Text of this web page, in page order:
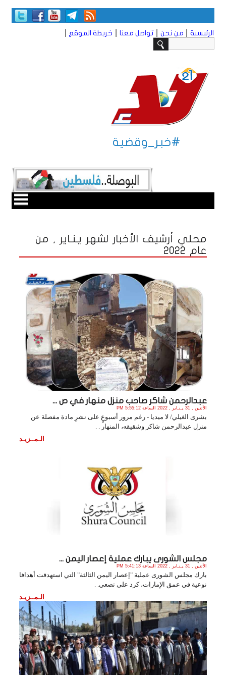
الرئيسية من نحن تواصل معنا خريطة الموقع
#خبر_وقضية
محلي أرشيف الأخبار لشهر يـنـاير , من
عام 2022
عبدالرحمن شاكر صاحب منزل منهار في ص ...
الأثنين , 31 يـنـاير , 2022 الساعة 5:55:12 PM
بشرى الغيلي/ لا ميديا - رغم مرور أسبوعٍ على نشرِ مادة مفصلة عن
منزل عبدالرحمن شاكر وشقيقه، المنهار . .
الـمــزيـد
مجلس الشورى يبارك عملية إعصار اليمن ...
الأثنين , 31 يـنـاير , 2022 الساعة 5:41:13 PM
بارك مجلس الشورى عملية "إعصار اليمن الثالثة" التي استهدفت أهدافا
نوعية في عمق الإمارات، كرد على تصعي. .
الـمــزيـد